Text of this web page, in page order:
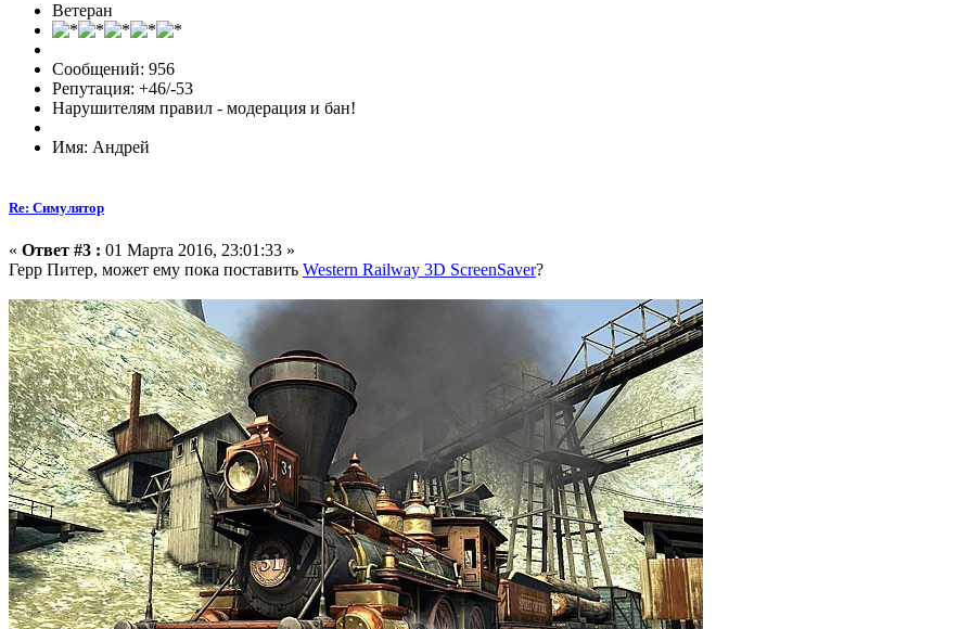
Ветеран
Сообщений: 956
Репутация: +46/-53
Нарушителям правил - модерация и бан!
Имя: Андрей
Re: Симулятор
« Ответ #3 : 01 Марта 2016, 23:01:33 »
Герр Питер, может ему пока поставить Western Railway 3D ScreenSaver?